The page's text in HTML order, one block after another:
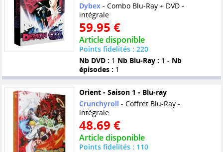
Dybex- Combo Blu-Ray + DVD -
intégrale
59.95 €
Article disponible
Points fidelités : 220
Nb DVD : 1 Nb Blu-Ray : 1 - Nb
épisodes : 1
Orient - Saison 1 - Blu-ray
Crunchyroll - Coffret Blu-Ray -
intégrale
48.69 €
Article disponible
Points fidelités : 110